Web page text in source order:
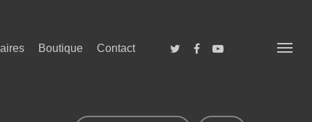
Boutique Contact